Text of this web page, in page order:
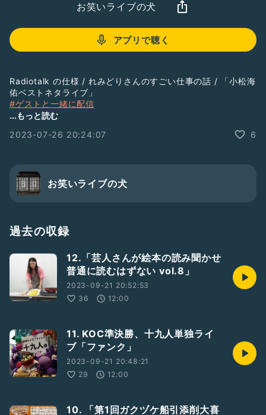
お笑いライブの犬
アプリで聴く
Radiotalk の仕様 / れみどりさんのすごい仕事の話 / 「小松海
佑ベストネタライブ」
#ゲストと一緒に配信
#新人さんいらっしゃい
...もっと読む
2023-07-26 20:24:07
6
お笑いライブの犬
過去の収録
12.「芸人さんが絵本の読み聞かせ
普通に読むはずない vol.8」
2023-09-21 20:52:53
36
12:00
11. KOC準決勝、十九人単独ライ
ブ「ファンク」
2023-09-21 20:48:21
29
12:00
10. 「第1回ガクヅケ船引添削大喜